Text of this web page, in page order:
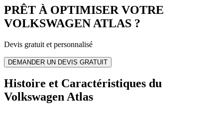
PRÊT À OPTIMISER VOTRE
VOLKSWAGEN ATLAS ?
Devis gratuit et personnalisé
DEMANDER UN DEVIS GRATUIT
Histoire et Caractéristiques du
Volkswagen Atlas